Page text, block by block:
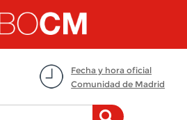
Fecha y hora oficial
Comunidad de Madrid